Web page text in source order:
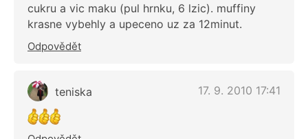
cukru a vic maku (pul hrnku, 6 lzic). muffiny
krasne vybehly a upeceno uz za 12minut.
Odpovědět
teniska 17. 9. 2010 17:41